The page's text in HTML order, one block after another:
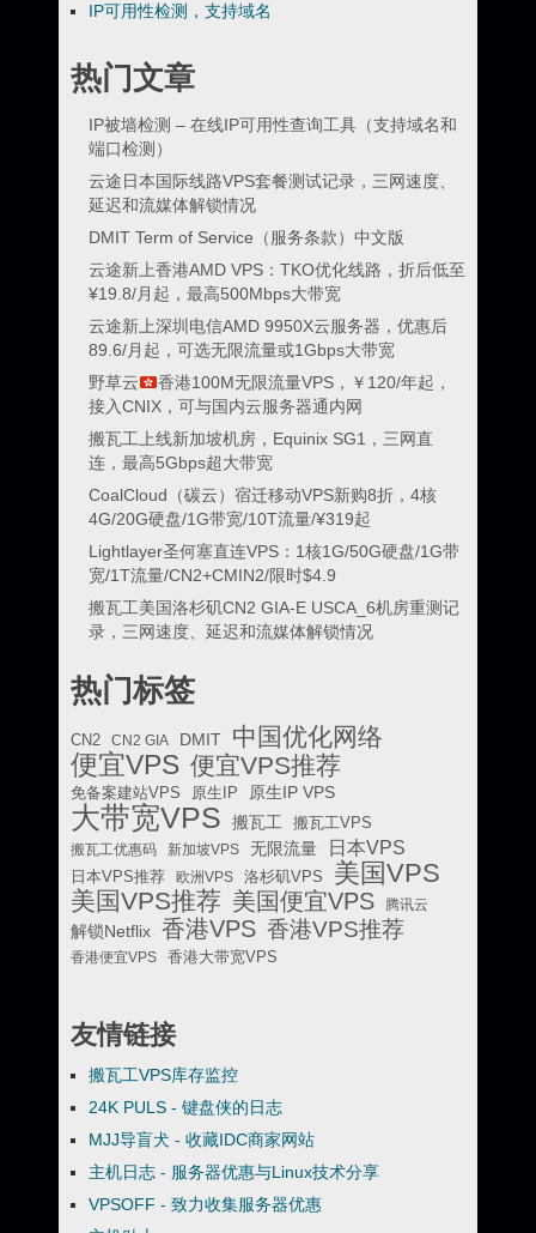
IP可用性检测，支持域名
热门文章
IP被墙检测 – 在线IP可用性查询工具（支持域名和
端口检测）
云途日本国际线路VPS套餐测试记录，三网速度、
延迟和流媒体解锁情况
DMIT Term of Service（服务条款）中文版
云途新上香港AMD VPS：TKO优化线路，折后低至
¥19.8/月起，最高500Mbps大带宽
云途新上深圳电信AMD 9950X云服务器，优惠后
89.6/月起，可选无限流量或1Gbps大带宽
野草云
香港100M无限流量VPS，￥120/年起，
接入CNIX，可与国内云服务器通内网
搬瓦工上线新加坡机房，Equinix SG1，三网直
连，最高5Gbps超大带宽
CoalCloud（碳云）宿迁移动VPS新购8折，4核
4G/20G硬盘/1G带宽/10T流量/¥319起
Lightlayer圣何塞直连VPS：1核1G/50G硬盘/1G带
宽/1T流量/CN2+CMIN2/限时$4.9
搬瓦工美国洛杉矶CN2 GIA-E USCA_6机房重测记
录，三网速度、延迟和流媒体解锁情况
热门标签
CN2 CN2 GIA DMIT 中国优化网络
便宜VPS 便宜VPS推荐
免备案建站VPS 原生IP 原生IP VPS
大带宽VPS 搬瓦工
搬瓦工VPS
搬瓦工优惠码
新加坡VPS 无限流量 日本VPS
日本VPS推荐 欧洲VPS 洛杉矶VPS 美国VPS
美国VPS推荐 美国便宜VPS 腾讯云
解锁Netflix 香港VPS 香港VPS推荐
香港便宜VPS 香港大带宽VPS
友情链接
搬瓦工VPS库存监控
24K PULS - 键盘侠的日志
MJJ导盲犬 - 收藏IDC商家网站
主机日志 - 服务器优惠与Linux技术分享
VPSOFF - 致力收集服务器优惠